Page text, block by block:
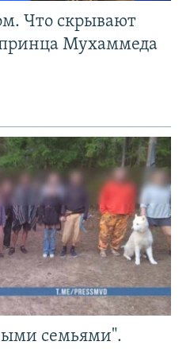
Что скрывают
Мухаммеда
семьями".